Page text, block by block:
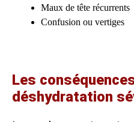
Maux de tête récurrents
Confusion ou vertiges
Les
déshydratation